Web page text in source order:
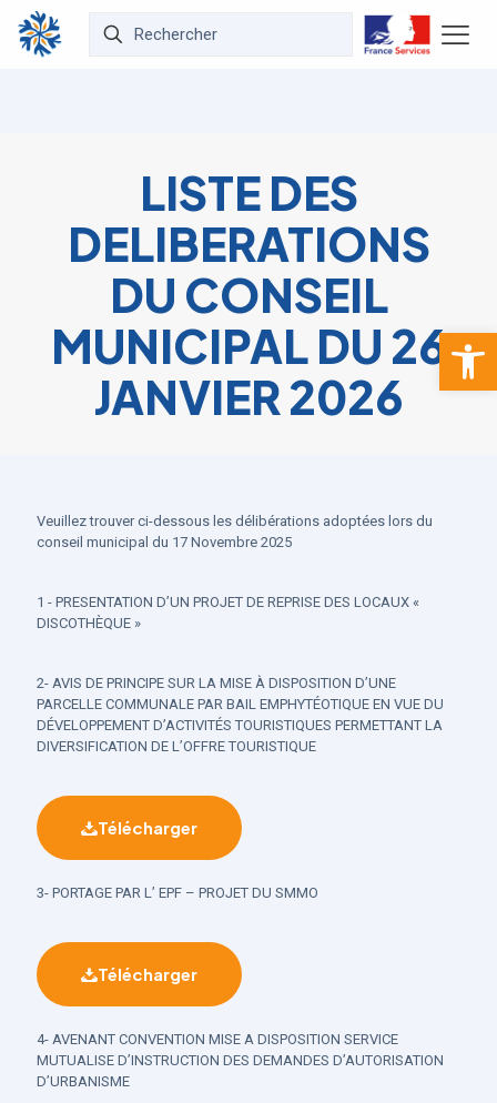
Ouvrir
LISTE DES
DELIBERATIONS
DU CONSEIL
MUNICIPAL DU 26
JANVIER 2026
Veuillez trouver ci-dessous les délibérations adoptées lors du
conseil municipal du 17 Novembre 2025
1 - PRESENTATION D’UN PROJET DE REPRISE DES LOCAUX «
DISCOTHÈQUE »
2- AVIS DE PRINCIPE SUR LA MISE À DISPOSITION D’UNE
PARCELLE COMMUNALE PAR BAIL EMPHYTÉOTIQUE EN VUE DU
DÉVELOPPEMENT D’ACTIVITÉS TOURISTIQUES PERMETTANT LA
DIVERSIFICATION DE L’OFFRE TOURISTIQUE
Télécharger
3- PORTAGE PAR L’ EPF – PROJET DU SMMO
Télécharger
4- AVENANT CONVENTION MISE A DISPOSITION SERVICE
MUTUALISE D’INSTRUCTION DES DEMANDES D’AUTORISATION
D’URBANISME